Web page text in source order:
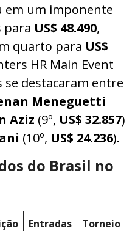
em um imponente
para US$ 48.490,
quarto para US$
HR Main Event
se destacaram entre
Meneguetti
Aziz (9º, US$ 32.857)
(10º, US$ 24.236).
do Brasil no
Entradas Torneio